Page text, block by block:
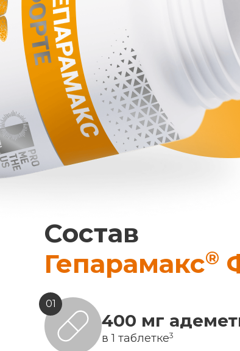
Состав
Гепарамакс®
01
400 мг
в 1 таблетке3